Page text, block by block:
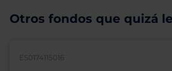
Otros fondos que quizá
ES0174115016